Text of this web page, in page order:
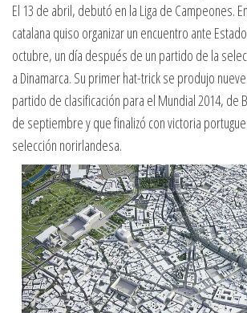
El 13 de abril, debutó en la Liga de Campeones.
catalana quiso organizar un encuentro ante
octubre, un día después de un partido de la
a Dinamarca. Su primer hat-trick se produjo
partido de clasificación para el Mundial 2014, de
de septiembre y que finalizó con victoria
selección norirlandesa.